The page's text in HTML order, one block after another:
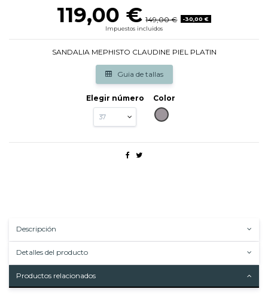
119,00 € 149,00 €
-30,00 €
Impuestos incluidos
SANDALIA MEPHISTO CLAUDINE PIEL PLATIN
Guia de tallas
Elegir número
Color
PLATINO
Descripción
Detalles del producto
Productos relacionados